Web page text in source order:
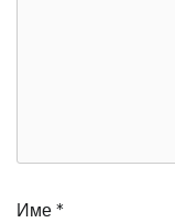
Име *